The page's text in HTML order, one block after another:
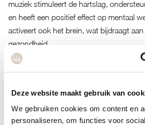
Deze website maakt gebruik van
We gebruiken cookies om content en
personaliseren, om functies voor
muziek stimuleert de hartslag,
en heeft een positief effect op mentaal
activeert ook het brein, wat bijdraagt
gezondheid.
Voor vrouwen in de overgang is
ondersteunt de slaapkwaliteit en kan
stemmingswisselingen verlichten.
sociale aspect aan toe: samen bewegen